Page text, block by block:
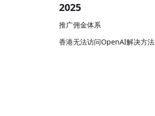
2025
推广佣金体系
香港无法访问OpenAI解决方法